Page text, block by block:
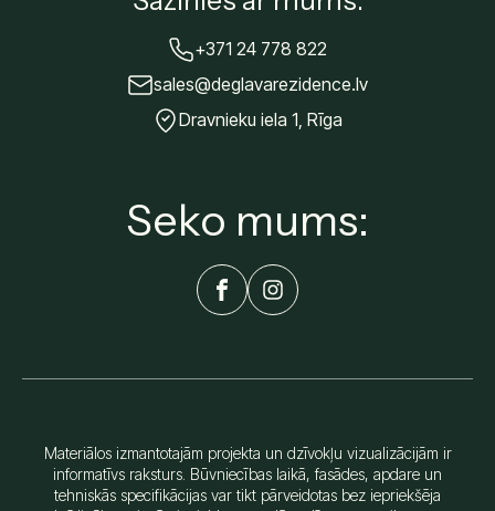
+371 24 778 822
sales@deglavarezidence.lv
Dravnieku iela 1, Rīga
Seko mums:
Materiālos izmantotajām projekta un dzīvokļu vizualizācijām ir
informatīvs raksturs. Būvniecības laikā, fasādes, apdare un
tehniskās specifikācijas var tikt pārveidotas bez iepriekšēja